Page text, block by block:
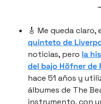
🎸 Me queda claro,
quinteto de
noticias, pero la
del bajo Höfner de
hace 51 años y
álbumes de The
instrumento, con